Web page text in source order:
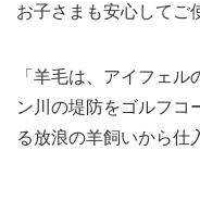
お子さまも安心してご
「羊毛は、アイフェ
ン川の堤防をゴルフコ
る放浪の羊飼いから仕